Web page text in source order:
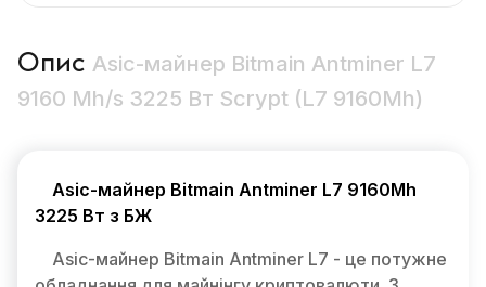
Опис Asic-майнер Bitmain Antminer L7
9160 Mh/s 3225 Вт Scrypt (L7 9160Mh)
Asic-майнер Bitmain Antminer L7 9160Mh
3225 Вт з БЖ
Asic-майнер Bitmain Antminer L7 - це потужне